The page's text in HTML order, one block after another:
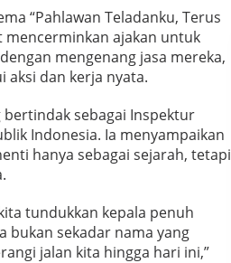
“Pahlawan Teladanku, Terus
mencerminkan ajakan untuk
mengenang jasa mereka,
dan kerja nyata.
sebagai Inspektur
Indonesia. Ia menyampaikan
hanya sebagai sejarah, tetapi
tundukkan kepala penuh
bukan sekadar nama yang
jalan kita hingga hari ini,”